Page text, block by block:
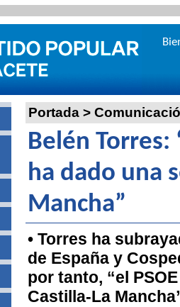
Portada >
Belén Torres:
ha dado una
Mancha”
• Torres ha
de España y
por tanto, “el
Castilla-La